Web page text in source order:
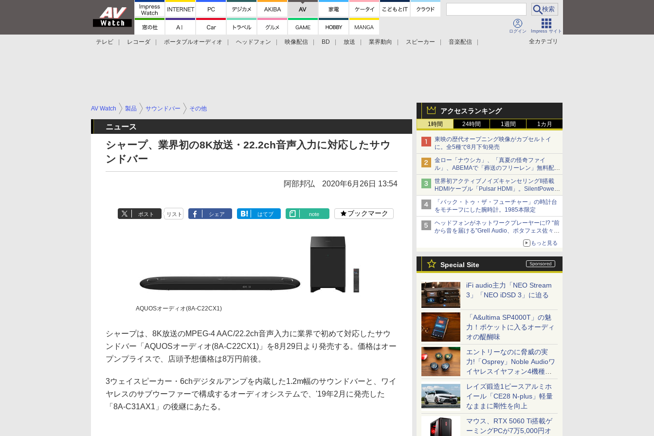
ログイン Impress サイト
全カテゴリ
テレビ レコーダ ポータブルオーディオ ヘッドフォン 映像配信 BD 放送 業界動向 スピーカー
音楽配信
アクセスランキング
1時間 24時間 1週間 1カ月
東映の歴代オープニング映像がカプセルトイ
に。全5種で8月下旬発売
金ロー「ナウシカ」、「真夏の怪奇ファイ
ル」、ABEMAで「葬送のフリーレン」無料配信
など。夏の特番・配信情報
世界初アクティブノイズキャンセリングII搭載
HDMIケーブル「Pulsar HDMI」。SilentPower
から
「バック・トゥ・ザ・フューチャー」の時計台
をモチーフにした腕時計。1985本限定
ヘッドフォンがネットワークプレーヤーに!? “前
から音を届ける”Grell Audio、ポタフェス佐々木
もっと見る
Special Site
iFi audio主力「NEO Stream
3」「NEO iDSD 3」に迫る
「A&ultima SP4000T」の魅
力！ポケットに入るオーディ
オの醍醐味
エントリーなのに脅威の実
力!「Osprey」Noble Audioワ
イヤレスイヤフォン4機種を
一気に聴く
レイズ鍛造1ピースアルミホ
イール「CE28 N-plus」軽量
なままに剛性を向上
マウス、RTX 5060 Ti搭載ゲ
ーミングPCが7万5,000円オ
AV Watch 製品 サウンドバー その他
ニュース
シャープ、業界初の8K放送・22.2ch音声入力に対応したサウ
ンドバー
阿部邦弘 2020年6月26日 13:54
ポスト リスト シェア はてブ note ブックマーク
AQUOSオーディオ(8A-C22CX1)
シャープは、8K放送のMPEG-4 AAC/22.2ch音声入力に業界で初めて対応したサウ
ンドバー「AQUOSオーディオ(8A-C22CX1)」を8月29日より発売する。価格はオー
プンプライスで、店頭予想価格は8万円前後。
3ウェイスピーカー・6chデジタルアンプを内蔵した1.2m幅のサウンドバーと、ワイ
ヤレスのサブウーファーで構成するオーディオシステムで、'19年2月に発売した
「8A-C31AX1」の後継にあたる。